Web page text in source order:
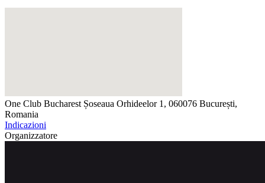
One Club Bucharest Șoseaua Orhideelor 1, 060076 București,
Romania
Indicazioni
Organizzatore